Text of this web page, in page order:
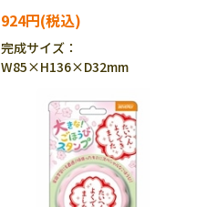
924円
完成サイズ：
W85×H136×D32mm